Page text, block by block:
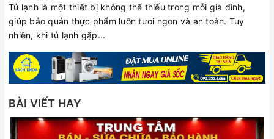
Tủ lạnh là một thiết bị không thể thiếu trong mỗi gia đình,
giúp bảo quản thực phẩm luôn tươi ngon và an toàn. Tuy
nhiên, khi tủ lạnh gặp...
BÀI VIẾT HAY